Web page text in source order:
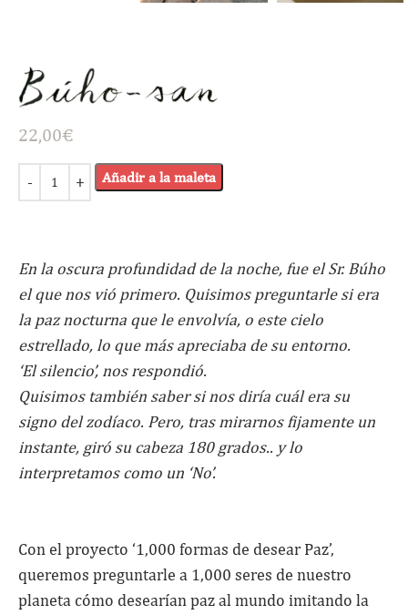
22,00€
Añadir a la maleta
En la oscura profundidad de la noche, fue el Sr. Búho
el que nos vió primero. Quisimos preguntarle si era
la paz nocturna que le envolvía, o este cielo
estrellado, lo que más apreciaba de su entorno.
‘El silencio’, nos respondió.
Quisimos también saber si nos diría cuál era su
signo del zodíaco. Pero, tras mirarnos fijamente un
instante, giró su cabeza 180 grados.. y lo
interpretamos como un ‘No’.
Con el proyecto ‘1,000 formas de desear Paz’,
queremos preguntarle a 1,000 seres de nuestro
planeta cómo desearían paz al mundo imitando la